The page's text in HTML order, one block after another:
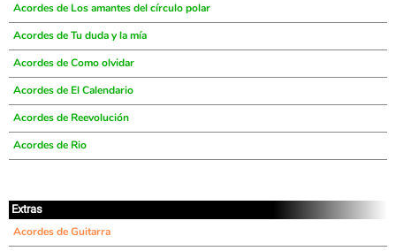
Acordes de Los amantes del círculo polar
Acordes de Tu duda y la mía
Acordes de Como olvidar
Acordes de El Calendario
Acordes de Reevolución
Acordes de Rio
Extras
Acordes de Guitarra